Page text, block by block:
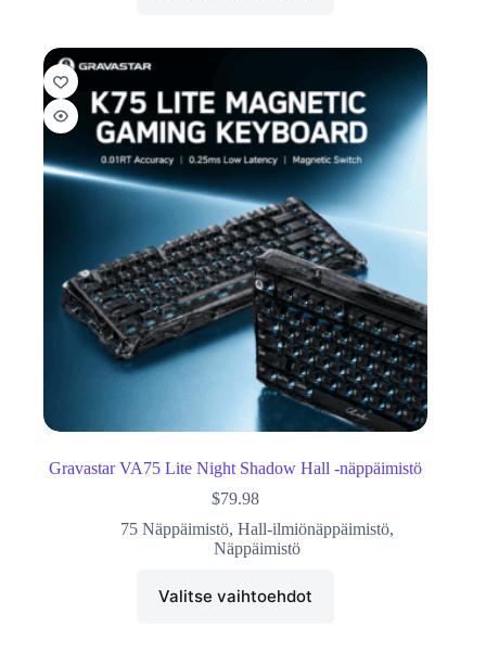
Gravastar VA75 Lite Night Shadow Hall -näppäimistö
$79.98
75 Näppäimistö,Hall-ilmiönäppäimistö,
Näppäimistö
Valitse vaihtoehdot